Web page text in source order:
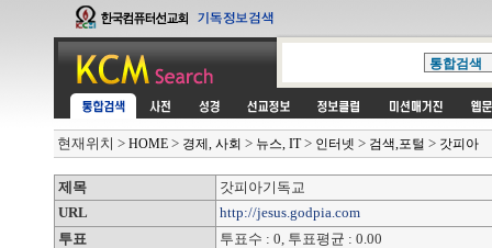
현재위치 > HOME > 경제, 사회 > 뉴스, IT > 인터넷 > 검색,포털 > 갓피아
제목
갓피아기독교
URL
http://jesus.godpia.com
투표
투표수 : 0, 투표평균 : 0.00